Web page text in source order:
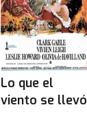
Lo que el
viento se llevó